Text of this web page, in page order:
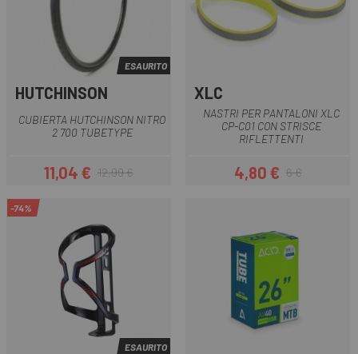
ESAURITO
HUTCHINSON
CUBIERTA HUTCHINSON NITRO
2 700 TUBETYPE
Prezzo
11,04 €Prezzo base
12,99 €
XLC
NASTRI PER PANTALONI XLC
CP-C01 CON STRISCE
RIFLETTENTI
Prezzo
4,80 €Prezzo base
6 €
-74%
ESAURITO